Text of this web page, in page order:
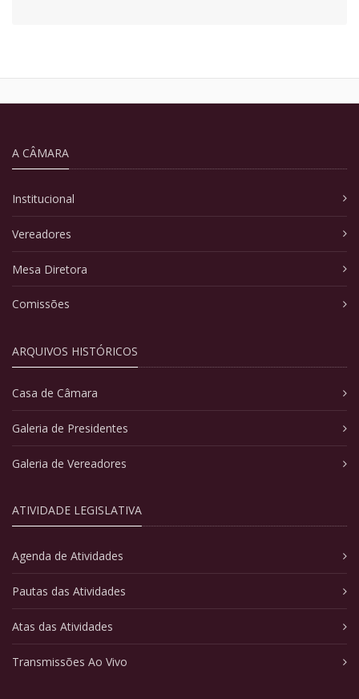
A CÂMARA
Institucional
Vereadores
Mesa Diretora
Comissões
ARQUIVOS HISTÓRICOS
Casa de Câmara
Galeria de Presidentes
Galeria de Vereadores
ATIVIDADE LEGISLATIVA
Agenda de Atividades
Pautas das Atividades
Atas das Atividades
Transmissões Ao Vivo